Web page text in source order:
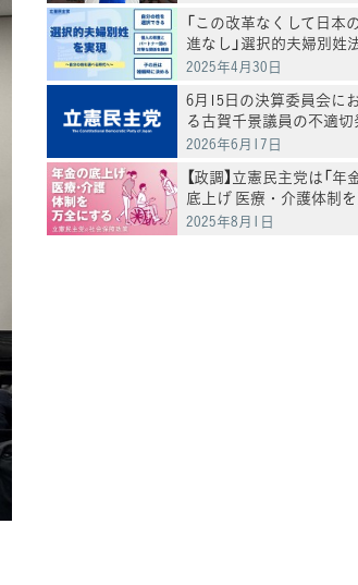
「この改革なくして日本
進なし」選択的夫婦別姓
を提出
2025年4月30日
6月15日の決算委員会に
る古賀千景議員の不適切
言と処分について
2026年6月17日
【政調】立憲民主党は「年
底上げ 医療・介護体制
全にする」
2025年8月1日